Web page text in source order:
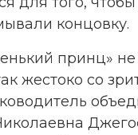
концовку.
принц» не
жестоко со